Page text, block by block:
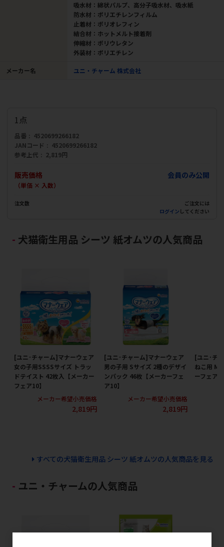
吸水材：綿状パルプ、高分子吸水材、吸水紙
防水材：ポリエチレンフィルム
止着材：ポリオレフィン
結合材：ホットメルト接着剤
伸縮材：ポリウレタン
外装材：ポリエチレン
メーカー名 ユニ・チャーム 株式会社
1点
品番
4520699266182
JANコード
4520699266182
参考上代
2,819円
販売価格
（単価 × 入数）
会員のみ公開
注文数
ご注文には
ログイン してください
犬猫衛生用品 シーツ 紙オムツの人気商品
[ユニ･チャーム]マナーウェア
女の子用SSSSサイズ トラッ
ドテイスト 42枚入【メーカー
フェア10】
メーカー希望小売価格
2,819円
[ユニ･チャーム]マナーウェア
男の子用 Sサイズ 2種のデザイ
ンパック 46枚【メーカーフェ
ア10】
メーカー希望小売価格
2,819円
[ユニ･チ
ねこ用 M
ーフェア
すべての犬猫衛生用品 シーツ 紙オムツの人気商品を見る
ユニ・チャームの人気商品